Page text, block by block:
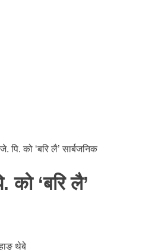
जे. पि. को ‘बरि लै’ सार्बजनिक
को ‘बरि लै’
थेबे